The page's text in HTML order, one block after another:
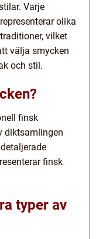
Varje
olika
vilket
välja smycken
och stil.
finsk
diktsamlingen
finsk
typer av